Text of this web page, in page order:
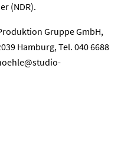
(NDR).
Gruppe GmbH,
Hamburg, Tel. 040 6688